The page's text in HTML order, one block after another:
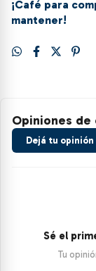
¡Café para
mantener!
Opiniones de
Dejá tu opinión
Sé el
Tu